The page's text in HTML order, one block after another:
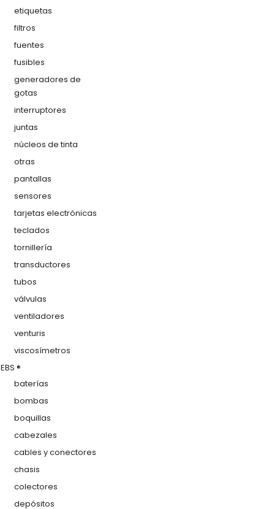
etiquetas
filtros
fuentes
fusibles
generadores de
gotas
interruptores
juntas
núcleos de tinta
otras
pantallas
sensores
tarjetas electrónicas
teclados
tornillería
transductores
tubos
válvulas
ventiladores
venturis
viscosímetros
EBS ®
baterías
bombas
boquillas
cabezales
cables y conectores
chasis
colectores
depósitos